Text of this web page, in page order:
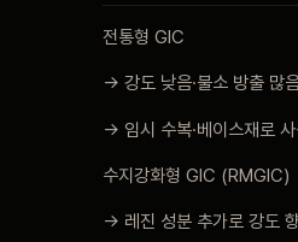
전통형 GIC
→ 강도 낮음·불소 방출 많
→ 임시 수복·베이스재로
수지강화형 GIC (RMGIC)
→ 레진 성분 추가로 강도